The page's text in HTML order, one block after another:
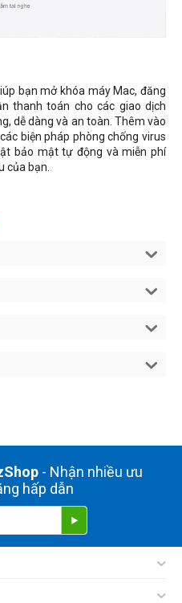
bạn mở khóa máy Mac, đăng
thanh toán cho các giao dịch
dễ dàng và an toàn. Thêm vào
biện pháp phòng chống virus
bảo mật tự động và miễn phí
của bạn.
- Nhận nhiều ưu
hấp dẫn